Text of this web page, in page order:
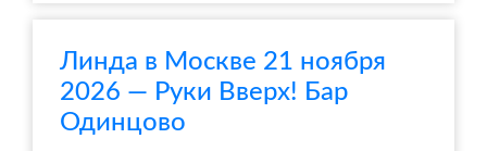
Линда в Москве 21 ноября
2026 — Руки Вверх! Бар
Одинцово